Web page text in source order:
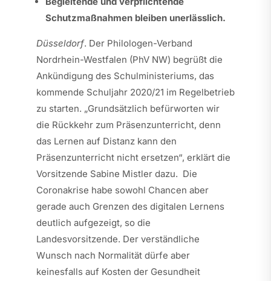
Schutzmaßnahmen bleiben unerlässlich.
Düsseldorf. Der Philologen-Verband
Nordrhein-Westfalen (PhV NW) begrüßt die
Ankündigung des Schulministeriums, das
kommende Schuljahr 2020/21 im Regelbetrieb
zu starten. „Grundsätzlich befürworten wir
die Rückkehr zum Präsenzunterricht, denn
das Lernen auf Distanz kann den
Präsenzunterricht nicht ersetzen“, erklärt die
Vorsitzende Sabine Mistler dazu. Die
Coronakrise habe sowohl Chancen aber
gerade auch Grenzen des digitalen Lernens
deutlich aufgezeigt, so die
Landesvorsitzende. Der verständliche
Wunsch nach Normalität dürfe aber
keinesfalls auf Kosten der Gesundheit